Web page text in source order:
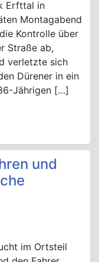
Erfttal in
Montagabend
Kontrolle über
Straße ab,
verletzte sich
Dürener in ein
Jährigen […]
und
im Ortsteil